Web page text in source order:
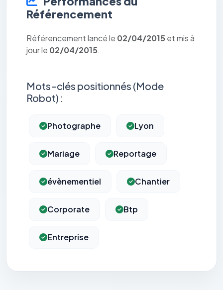
Référencement
Référencement lancé le 02/04/2015 et mis à
jour le 02/04/2015.
Mots-clés positionnés (Mode
Robot) :
Photographe Lyon
Mariage Reportage
évènementiel Chantier
Corporate Btp
Entreprise